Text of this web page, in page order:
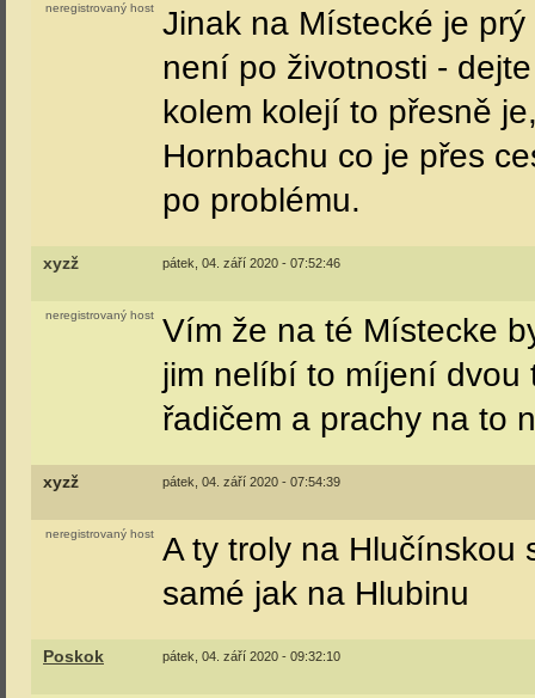
neregistrovaný host
Jinak na Místecké je
není po životnosti -
kolem kolejí to přesně
Hornbachu co je přes
po problému.
xyzž pátek, 04. září 2020 - 07:52:46
neregistrovaný host
Vím že na té Místecke
jim nelíbí to míjení dvou
řadičem a prachy na to
xyzž pátek, 04. září 2020 - 07:54:39
neregistrovaný host
A ty troly na Hlučínskou
samé jak na Hlubinu
Poskok pátek, 04. září 2020 - 09:32:10